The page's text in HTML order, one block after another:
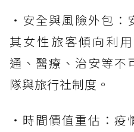
・安全與風險外包
其女性旅客傾向利
通、醫療、治安等不
隊與旅行社制度。
・時間價值重估：